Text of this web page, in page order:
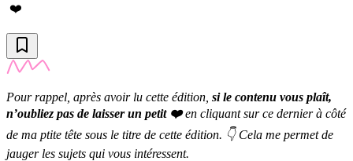
❤️
Pour rappel, après avoir lu cette édition, si le contenu vous plaît,
n’oubliez pas de laisser un petit ❤️en cliquant sur ce dernier à côté
de ma ptite tête sous le titre de cette édition. 👇 Cela me permet de
jauger les sujets qui vous intéressent.